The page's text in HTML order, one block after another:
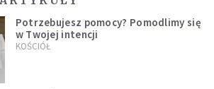
Potrzebujesz pomocy? Pomodlimy się
w Twojej intencji
KOŚCIÓŁ